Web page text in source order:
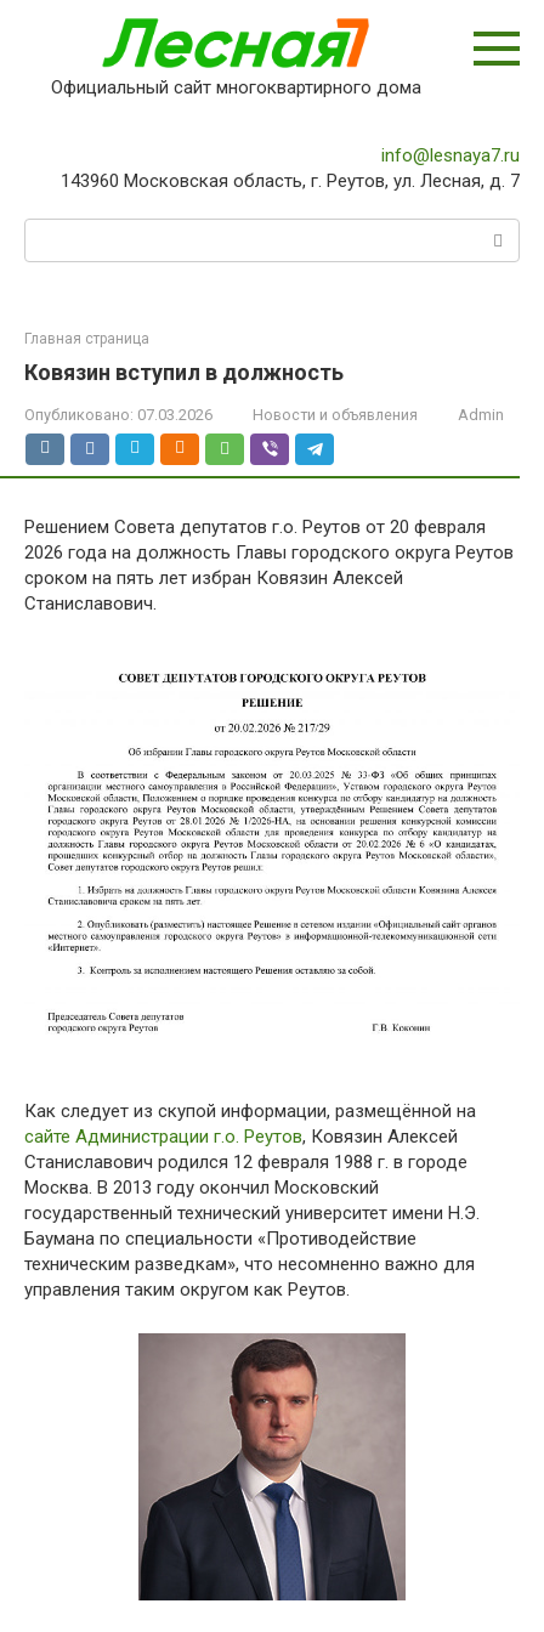
Официальный сайт многоквартирного дома
info@lesnaya7.ru
143960 Московская область, г. Реутов, ул. Лесная, д. 7
Главная страница
Ковязин вступил в должность
Опубликовано: 07.03.2026 Новости и объявления Admin
Решением Совета депутатов г.о. Реутов от 20 февраля
2026 года на должность Главы городского округа Реутов
сроком на пять лет избран Ковязин Алексей
Станиславович.
Как следует из скупой информации, размещённой на
сайте Администрации г.о. Реутов, Ковязин Алексей
Станиславович родился 12 февраля 1988 г. в городе
Москва. В 2013 году окончил Московский
государственный технический университет имени Н.Э.
Баумана по специальности «Противодействие
техническим разведкам», что несомненно важно для
управления таким округом как Реутов.